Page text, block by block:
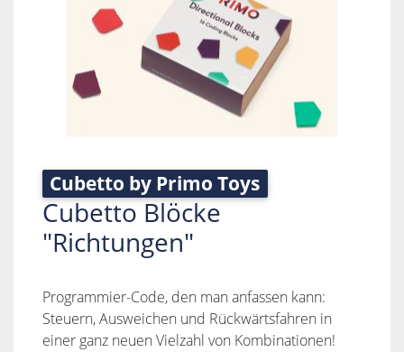
Cubetto by Primo Toys
Cubetto Blöcke
"Richtungen"
Programmier-Code, den man anfassen kann:
Steuern, Ausweichen und Rückwärtsfahren in
einer ganz neuen Vielzahl von Kombinationen!